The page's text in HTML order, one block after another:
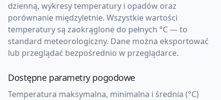
dzienną, wykresy temperatury i opadów oraz
porównanie międzyletnie. Wszystkie wartości
temperatury są zaokrąglone do pełnych °C — to
standard meteorologiczny. Dane można eksportować
lub przeglądać bezpośrednio w przeglądarce.
Dostępne parametry pogodowe
Temperatura maksymalna, minimalna i średnia (°C)